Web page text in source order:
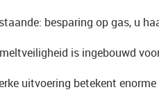
besparing op gas, u
is ingebouwd
uitvoering betekent